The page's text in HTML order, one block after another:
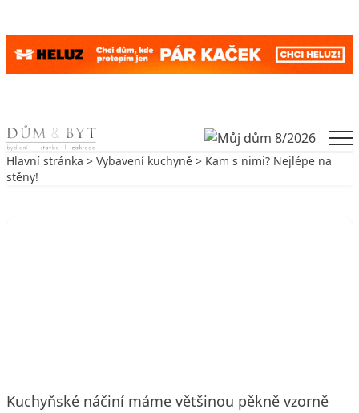
Skip to content
Hlavní stránka > Vybavení kuchyně > Kam s nimi? Nejlépe na
stěny!
Kuchyňské náčiní máme většinou pěkně vzorně